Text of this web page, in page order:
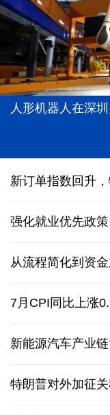
人形机器人在深
新订单指数回升
强化就业优先政
从流程简化到资
7月CPI同比上涨
新能源汽车产业
特朗普对外加征